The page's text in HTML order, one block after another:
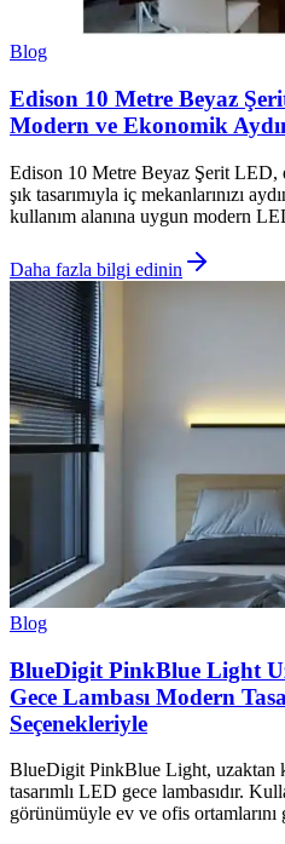
Blog
Edison 10 Metre Beyaz
Modern ve Ekonomik
Edison 10 Metre Beyaz Şerit LED,
şık tasarımıyla iç mekanlarınızı
kullanım alanına uygun modern
Daha fazla bilgi edinin
Blog
BlueDigit PinkBlue Light
Gece Lambası Modern
Seçenekleriyle
BlueDigit PinkBlue Light, uzaktan
tasarımlı LED gece lambasıdır.
görünümüyle ev ve ofis ortamlarını